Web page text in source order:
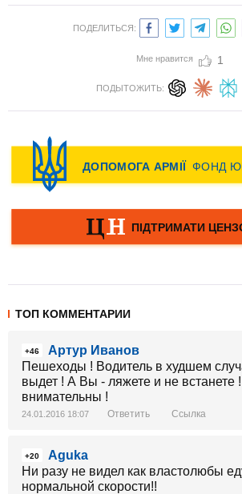
ПОДЕЛИТЬСЯ:
Мне нравится 1
ПОДЫТОЖИТЬ:
ТОП КОММЕНТАРИИ
+46
Артур Иванов
Пешеходы ! Водитель в худшем
выдет ! А Вы - ляжете и не встанете
внимательны !
24.01.2016 18:07 Ответить Ссылка
+20
Aguka
Ни разу не видел как властолюбы
нормальной скорости!!